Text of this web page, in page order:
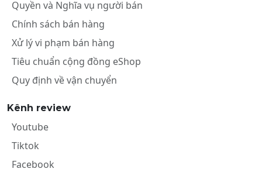
Quyền và Nghĩa vụ người bán
Chính sách bán hàng
Xử lý vi phạm bán hàng
Tiêu chuẩn cộng đồng eShop
Quy định về vận chuyển
Kênh review
Youtube
Tiktok
Facebook